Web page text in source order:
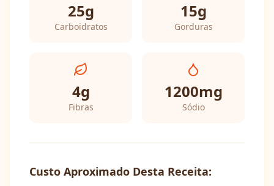
25g
Carboidratos
15g
Gorduras
4g
Fibras
1200mg
Sódio
Custo Aproximado Desta Receita: